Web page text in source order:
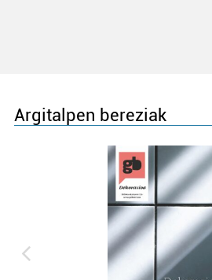
Argitalpen bereziak